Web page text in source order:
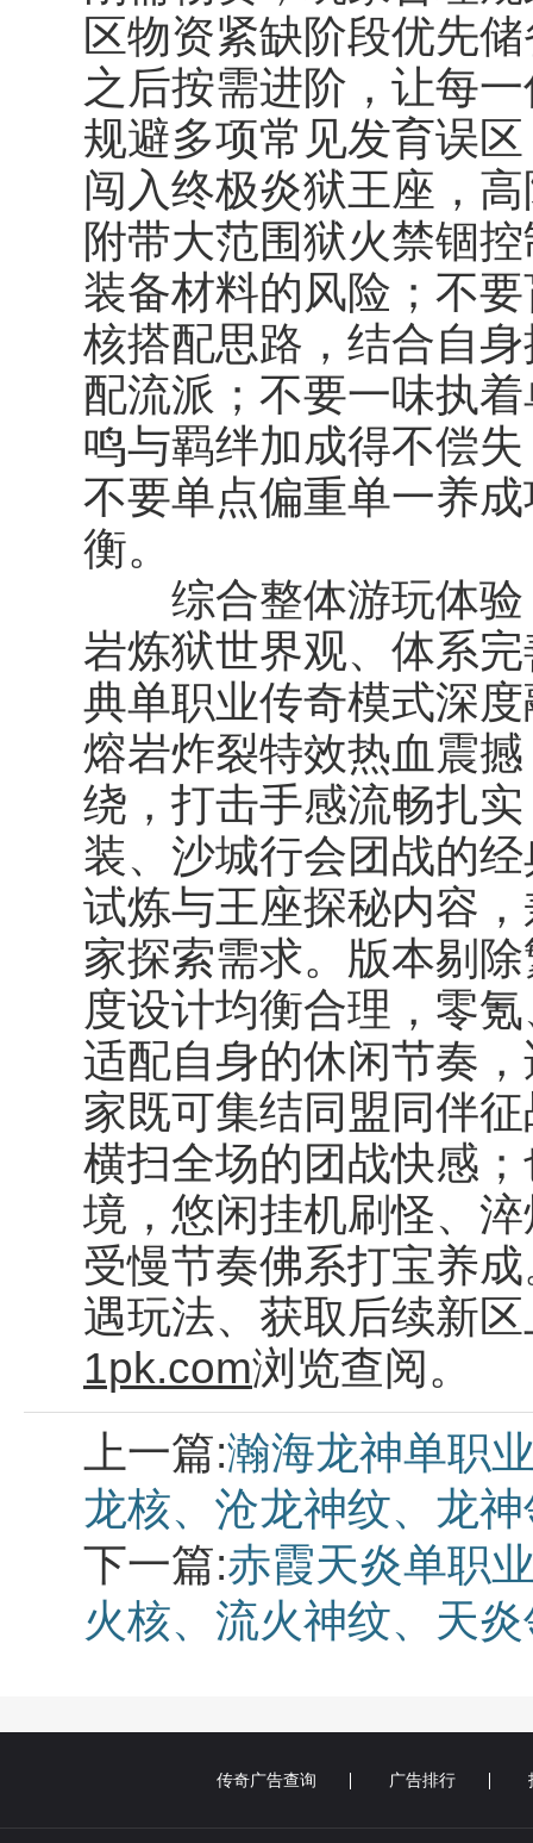
区物资紧缺阶段优先
之后按需进阶，让每
规避多项常见发育误
闯入终极炎狱王座，
附带大范围狱火禁锢
装备材料的风险；不
核搭配思路，结合自
配流派；不要一味执
鸣与羁绊加成得不偿
不要单点偏重单一养
衡。
综合整体游玩体验
岩炼狱世界观、体系
典单职业传奇模式深
熔岩炸裂特效热血震
绕，打击手感流畅扎
装、沙城行会团战的
试炼与王座探秘内容
家探索需求。版本剔
度设计均衡合理，零
适配自身的休闲节奏
家既可集结同盟同伴
横扫全场的团战快感
境，悠闲挂机刷怪、
受慢节奏佛系打宝养
遇玩法、获取后续新
1pk.com浏览查阅。
上一篇:瀚海龙神单职
龙核、沧龙神纹、龙
下一篇:赤霞天炎单职
火核、流火神纹、天
传奇广告查询 广告排行